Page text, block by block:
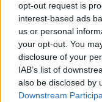
opt-out request is
interest-based ads
us or personal
your opt-out. You
disclosure of your
IAB’s list of
also be disclosed by
Downstream